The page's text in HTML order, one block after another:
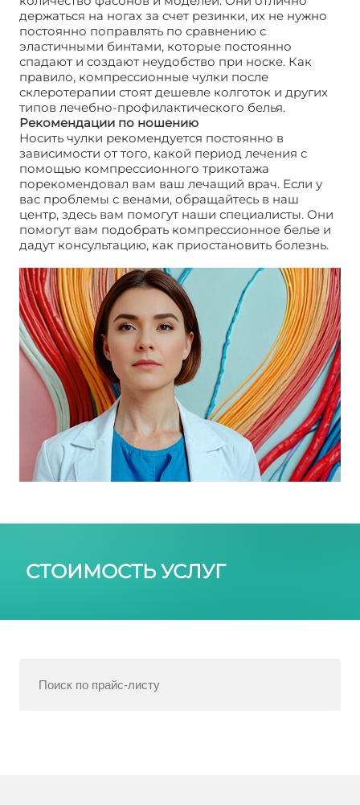
держаться на ногах за счет резинки, их не нужно
постоянно поправлять по сравнению с
эластичными бинтами, которые постоянно
спадают и создают неудобство при носке. Как
правило, компрессионные чулки после
склеротерапии стоят дешевле колготок и других
типов лечебно-профилактического белья.
Рекомендации по ношению
Носить чулки рекомендуется постоянно в
зависимости от того, какой период лечения с
помощью компрессионного трикотажа
порекомендовал вам ваш лечащий врач. Если у
вас проблемы с венами, обращайтесь в наш
центр, здесь вам помогут наши специалисты. Они
помогут вам подобрать компрессионное белье и
дадут консультацию, как приостановить болезнь.
СТОИМОСТЬ УСЛУГ